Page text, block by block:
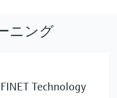
ニング
Technology